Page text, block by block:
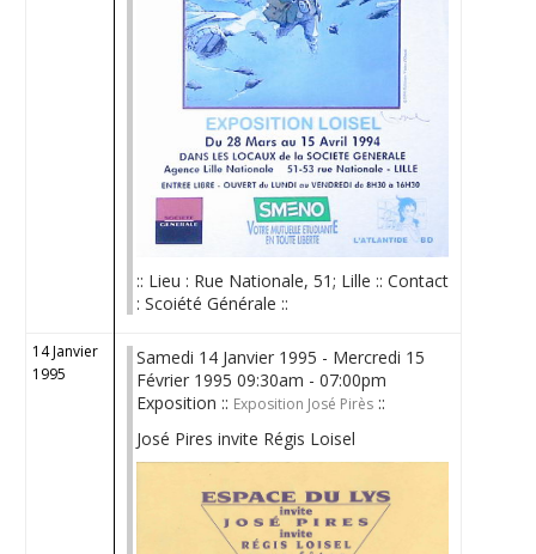
:: Lieu : Rue Nationale, 51; Lille :: Contact
: Scoiété Générale ::
14 Janvier
1995
Samedi 14 Janvier 1995 - Mercredi 15
Février 1995 09:30am - 07:00pm
Exposition :: Exposition José Pirès ::
José Pires invite Régis Loisel